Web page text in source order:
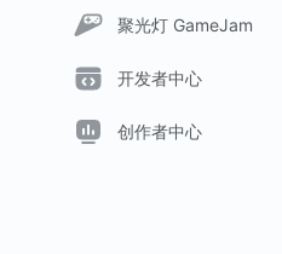
聚光灯 GameJam
开发者中心
创作者中心